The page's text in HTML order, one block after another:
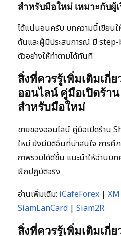
สำหรับมือใหม่ เหมาะกับผู้
ได้แน่นอนครับ บทความนี้เขียนให้
ต้นและผู้มีประสบการณ์ มี
ตัวอย่างให้ทำตามได้ทันที
สิ่งที่ควรรู้เพิ่มเติมเกี่
ออนไลน์ คู่มือเปิดร้า
สำหรับมือใหม่
ขายของออนไลน์ คู่มือเปิดร้าน
ใหม่ ยังมีมิติอื่นที่น่าสนใจ การศึก
ภาพรวมได้ดีขึ้น แนะนำให้อ่านบ
ฝึกปฏิบัติจริง
อ่านเพิ่มเติม: iCafeForex |
SiamLanCard | Siam2R
สิ่งที่ควรรู้เพิ่มเติมเกี่